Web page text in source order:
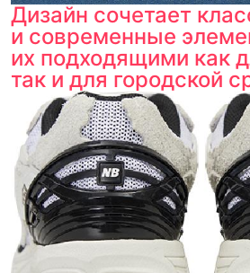
Дизайн сочетает
и современные
их подходящими как
так и для городской